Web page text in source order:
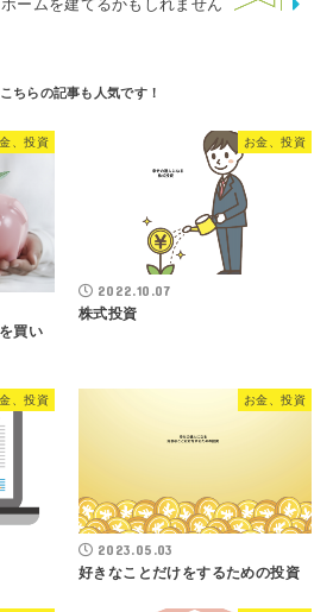
ームを建てるかもしれません
、投資
買い
お金、投資
2022.10.07
株式投資
、投資 お金、投資
2023.05.03
好きなことだけをするための投資